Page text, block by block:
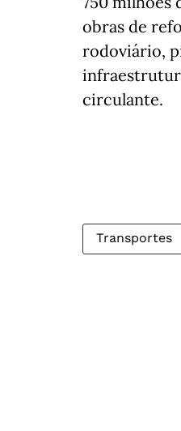
obras de
rodoviário,
circulante.
Transportes